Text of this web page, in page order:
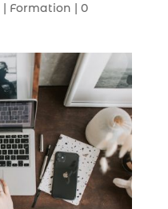
| Formation | 0